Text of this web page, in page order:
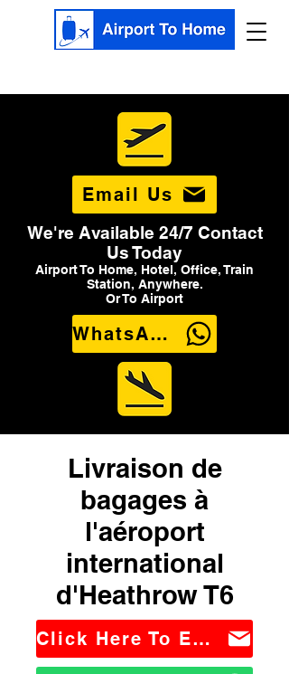
Email Us
We're Available 24/7 Contact
Us Today
Airport To Home, Hotel, Office, Train
Station, Anywhere.
Or To Airport
WhatsApp Us
Livraison de
bagages à
l'aéroport
international
d'Heathrow T6
Click Here To Email Us